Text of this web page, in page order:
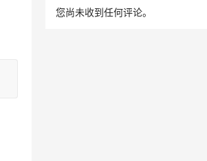
您尚未收到任何评论。